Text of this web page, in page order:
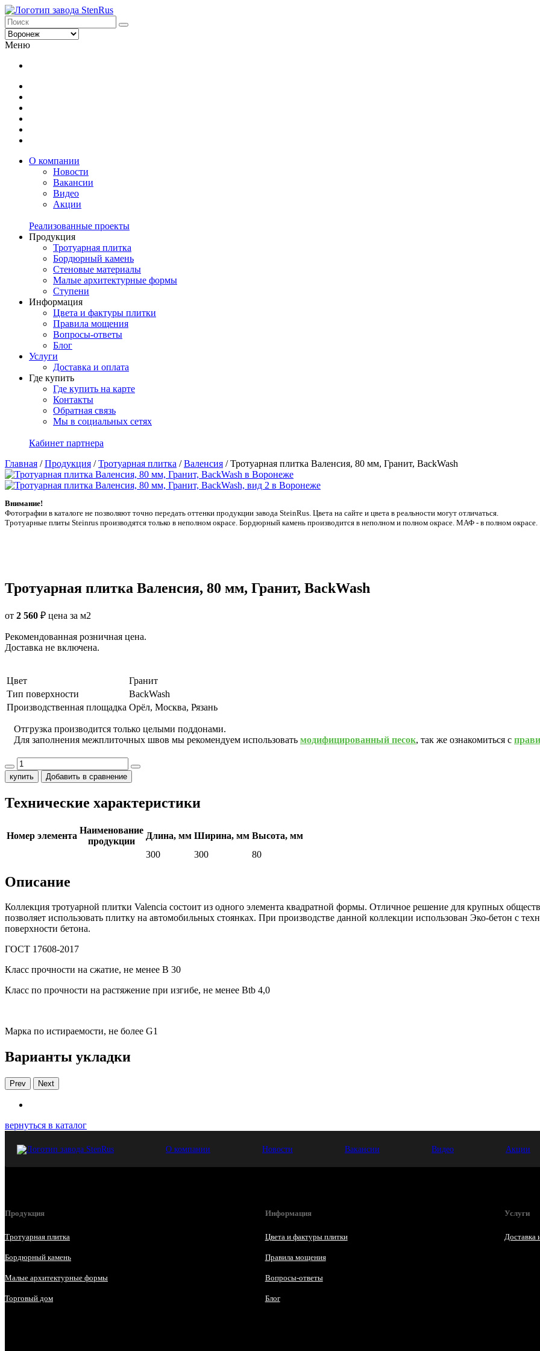
Меню
О компании
Новости
Вакансии
Видео
Акции
Реализованные проекты
Продукция
Тротуарная плитка
Бордюрный камень
Стеновые материалы
Малые архитектурные формы
Ступени
Информация
Цвета и фактуры плитки
Правила мощения
Вопросы-ответы
Блог
Услуги
Доставка и оплата
Где купить
Где купить на карте
Контакты
Обратная связь
Мы в социальных сетях
Кабинет партнера
Главная /Продукция /Тротуарная плитка /Валенсия /Тротуарная плитка Валенсия, 80 мм, Гранит, BackWash
Внимание!
Фотографии в каталоге не позволяют точно передать оттенки продукции заводa SteinRus. Цвета на сайте и цвета в реальности могут отличаться.
Тротуарные плиты Steinrus производятся только в неполном окрасе. Бордюрный камень производится в неполном и полном окрасе. МАФ - в полном окрасе.
Тротуарная плитка Валенсия, 80 мм, Гранит, BackWash
от 2 560 ₽ цена за м2
Рекомендованная розничная цена.
Доставка не включена.
Цвет
Гранит
Тип поверхности
BackWash
Производственная площадка Орёл, Москва, Рязань
Отгрузка производится только целыми поддонами.
Для заполнения межплиточных швов мы рекомендуем использовать модифицированный песок, так же ознакомиться с
купить Добавить в сравнение
Технические характеристики
Номер элемента
Наименование
продукции
Длина, мм Ширина, мм Высота, мм
300
300 80
Описание
Коллекция тротуарной плитки Valencia состоит из одного элемента квадратной формы. Отличное решение для крупных
позволяет использовать плитку на автомобильных стоянках. При производстве данной коллекции использован Эко-бетон с
поверхности бетона.
ГОСТ 17608-2017
Класс прочности на сжатие, не менее В 30
Класс по прочности на растяжение при изгибе, не менее Вtb 4,0
Марка по истираемости, не более G1
Варианты укладки
Prev Next
вернуться в каталог
О компании Новости Вакансии Видео Акции
Продукция
Тротуарная плитка
Бордюрный камень
Малые архитектурные формы
Торговый дом
Информация
Цвета и фактуры плитки
Правила мощения
Вопросы-ответы
Блог
Услуги
Доставка